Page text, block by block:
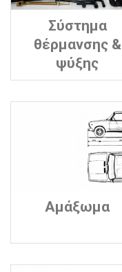
Σύστημα
θέρμανσης &
ψύξης
Αμάξωμα